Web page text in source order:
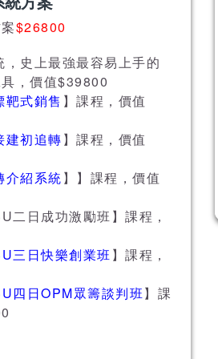
$26800
，史上最強最容易上手的
，價值$39800
靶式銷售 】課程，價值
建初追轉】課程，價值
介紹系統】】課程，價值
二日成功激勵班】課程，
三日快樂創業班】課程，
四日OPM眾籌談判班】課